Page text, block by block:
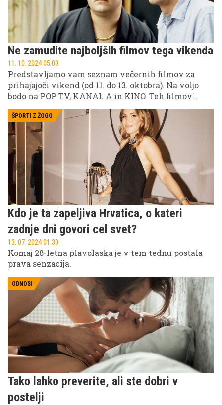
Ne zamudite najboljših filmov tega vikenda
11. 10. 2024 05.00
Predstavljamo vam seznam večernih filmov za
prihajajoči vikend (od 11. do 13. oktobra). Na voljo
bodo na POP TV, KANAL A in KINO. Teh filmov
ŠPORTI Z ŽOGO
Kdo je ta zapeljiva Hrvatica, o kateri
zadnje dni govori cel svet?
13. 07. 2024 01.30
Komaj 28-letna plavolaska je v tem tednu postala
prava senzacija.
ODNOSI
Tako lahko preverite, ali ste dobri v
postelji